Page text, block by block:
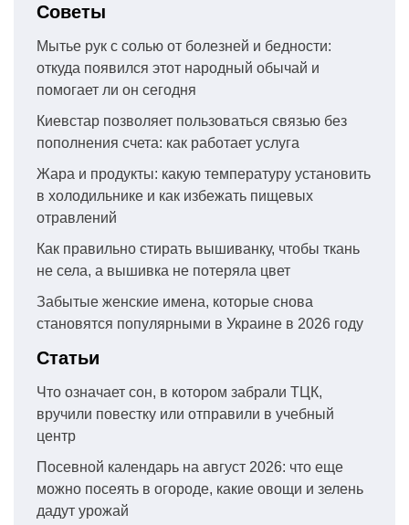
Советы
Мытье рук с солью от болезней и бедности:
откуда появился этот народный обычай и
помогает ли он сегодня
Киевстар позволяет пользоваться связью без
пополнения счета: как работает услуга
Жара и продукты: какую температуру установить
в холодильнике и как избежать пищевых
отравлений
Как правильно стирать вышиванку, чтобы ткань
не села, а вышивка не потеряла цвет
Забытые женские имена, которые снова
становятся популярными в Украине в 2026 году
Статьи
Что означает сон, в котором забрали ТЦК,
вручили повестку или отправили в учебный
центр
Посевной календарь на август 2026: что еще
можно посеять в огороде, какие овощи и зелень
дадут урожай